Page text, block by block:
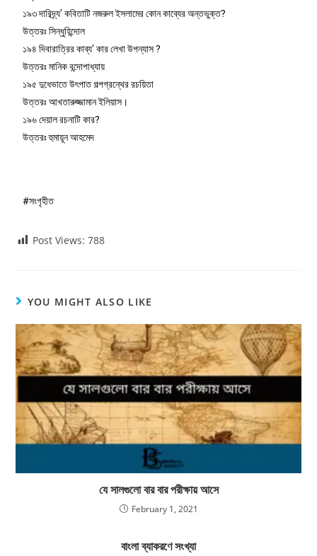
১৯৩ দারিদ্র্য’ কবিতাটি নজরুল ইসলামের কোন কাব্যের অন্তভুক্ত?
উত্তরঃ সিন্ধুহিন্দোল
১৯৪ দিবারাত্রির কাব্য’ কার লেখা উপন্যাস ?
উত্তরঃ মানিক বন্দোপাধ্যায়
১৯৫ দুধেভাতে উৎপাত গল্পগ্রন্থের রচয়িতা
উত্তরঃ আখতারুজ্জামান ইলিয়াস।
১৯৬ দেয়াল রচনাটি কার?
উত্তরঃ হুমায়ূন আহমেদ
#সংগৃহীত
Post Views: 788
YOU MIGHT ALSO LIKE
যে সালগুলো বার বার পরীক্ষায় আসে
February 1, 2021
বাংলা ব্যাকরণে সংখ্যা